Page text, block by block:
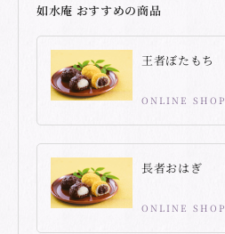
如水庵 おすすめの商品
王者ぼたもち
ONLINE SHOP
長者おはぎ
ONLINE SHOP